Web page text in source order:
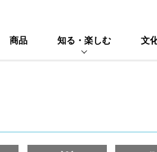
商品 知る・楽しむ 文